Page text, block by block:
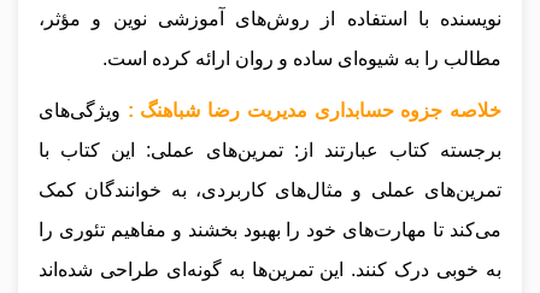
نویسنده با استفاده از روش‌های آموزشی نوین و مؤثر،
مطالب را به شیوه‌ای ساده و روان ارائه کرده است.
خلاصه جزوه حسابداری مدیریت رضا شباهنگ : ویژگی‌های
برجسته کتاب عبارتند از: تمرین‌های عملی: این کتاب با
تمرین‌های عملی و مثال‌های کاربردی، به خوانندگان کمک
می‌کند تا مهارت‌های خود را بهبود بخشند و مفاهیم تئوری را
به خوبی درک کنند. این تمرین‌ها به گونه‌ای طراحی شده‌اند